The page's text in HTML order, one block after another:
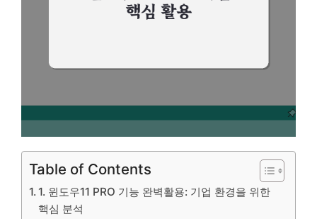
Table of Contents
1. 윈도우11 PRO 기능 완벽활용: 기업 환경을 위한
핵심 분석